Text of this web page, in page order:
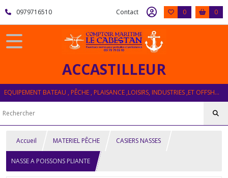
0979716510 Contact 0 0
ACCASTILLEUR
EQUIPEMENT BATEAU , PÊCHE , PLAISANCE ,LOISIRS, INDUSTRIES ,ET OFFSHORE
Accueil MATERIEL PÊCHE CASIERS NASSES
NASSE A POISSONS PLIANTE